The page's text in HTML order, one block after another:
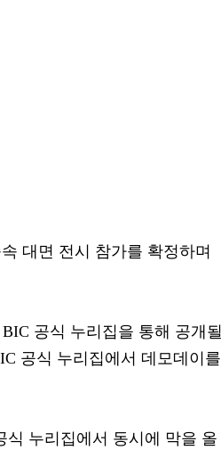
대면 전시 참가를 확정하며
공식 누리집을 통해 공개될
공식 누리집에서 데모데이를
식 누리집에서 동시에 막을 올